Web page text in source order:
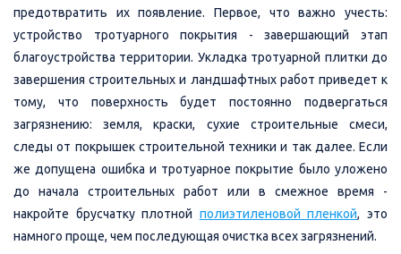
предотвратить их появление. Первое, что важно учесть:
устройство тротуарного покрытия - завершающий этап
благоустройства территории. Укладка тротуарной плитки до
завершения строительных и ландшафтных работ приведет к
тому, что поверхность будет постоянно подвергаться
загрязнению: земля, краски, сухие строительные смеси,
следы от покрышек строительной техники и так далее. Если
же допущена ошибка и тротуарное покрытие было уложено
до начала строительных работ или в смежное время -
накройте брусчатку плотной полиэтиленовой пленкой, это
намного проще, чем последующая очистка всех загрязнений.